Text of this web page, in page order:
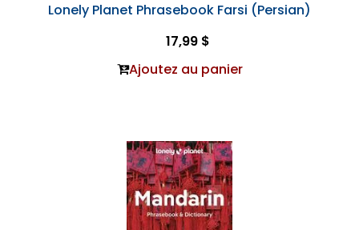
Lonely Planet Phrasebook Farsi (Persian)
17,99 $
Ajoutez au panier